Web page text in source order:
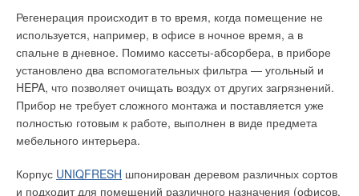
Регенерация происходит в то время, когда помещение не
используется, например, в офисе в ночное время, а в
спальне в дневное. Помимо кассеты-абсорбера, в приборе
установлено два вспомогательных фильтра — угольный и
HEPA, что позволяет очищать воздух от других загрязнений.
Прибор не требует сложного монтажа и поставляется уже
полностью готовым к работе, выполнен в виде предмета
мебельного интерьера.
Корпус UNIQFRESH шпонирован деревом различных сортов
и подходит для помещений различного назначения (офисов,
Уведомления отключены
Комментарии
В этой теме еще нет комментариев
Добавить комментарий
Ваше имя *
фактически «изучают» окружающую среду, что позволяет
сохранять повышенную чувствительность, отсеивая ложные
срабатывания.
Обнаружение дыма в вентиляции
Национальные и местные стандарты противопожарной
безопасности предусматривают возможность переноса
из одной части здания в другую и дают свои рекомендации.